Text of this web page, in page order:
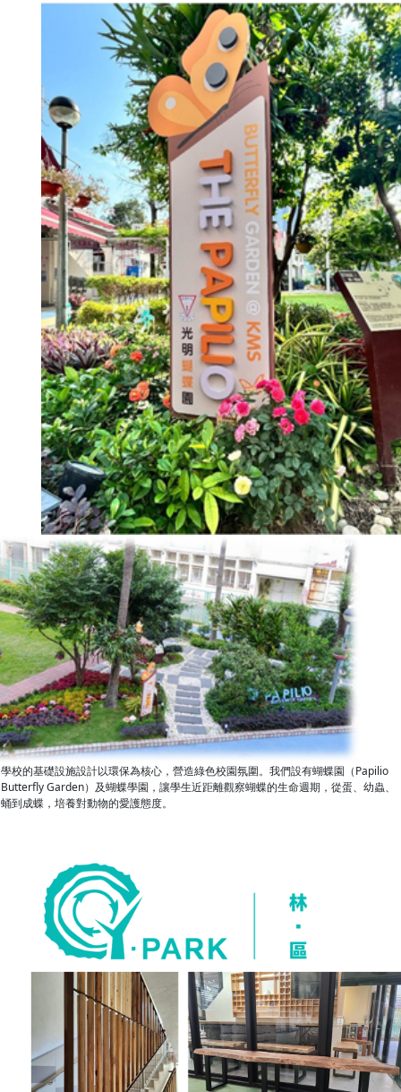
學校的基礎設施設計以環保為核心，營造綠色校園氛圍。我們設有蝴蝶園（Papilio
Butterfly Garden）及蝴蝶學園，讓學生近距離觀察蝴蝶的生命週期，從蛋、幼蟲、
蛹到成蝶，培養對動物的愛護態度。